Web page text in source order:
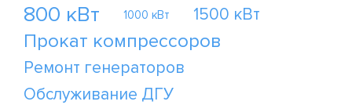
800 кВт 1000 кВт 1500 кВт
Прокат компрессоров
Ремонт генераторов
Обслуживание ДГУ